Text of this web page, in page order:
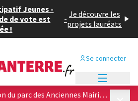
Jeunes -
de vote est
!
- Je découvre les
projets lauréats
Se connecter
Extension et rénovation du parc des Anciennes Mairies, &quot;poumon vert&quot; du centre ville